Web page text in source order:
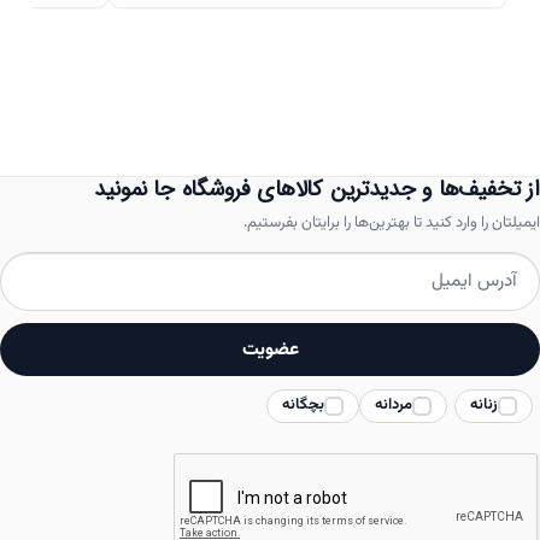
باشد.
ها
در
از تخفیف‌ها و جدیدترین کالاهای فروشگاه جا نمونید
ایمیلتان را وارد کنید تا بهترین‌ها را برایتان بفرستیم.
زنانه مردانه بچگانه
عضویت